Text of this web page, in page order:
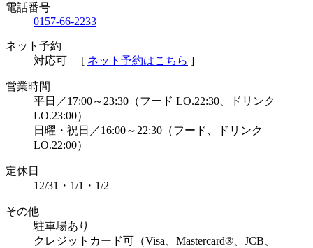
電話番号
0157-66-2233
ネット予約
対応可
[ ネット予約はこちら ]
営業時間
平日／17:00～23:30（フード LO.22:30、ドリンク
LO.23:00）
日曜・祝日／16:00～22:30（フード、ドリンク
LO.22:00）
定休⽇
12/31・1/1・1/2
その他
駐車場あり
クレジットカード可（Visa、Mastercard®、JCB、